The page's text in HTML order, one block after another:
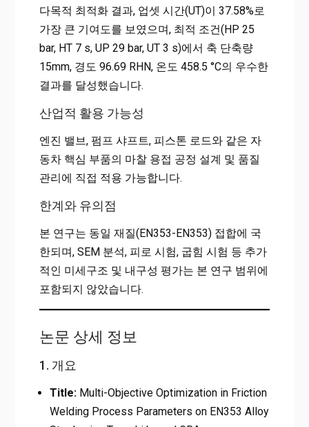
다목적 최적화 결과, 업셋 시간(UT)이 37.58%로
가장 큰 기여도를 보였으며, 최적 조건(HP 25
bar, HT 7 s, UP 29 bar, UT 3 s)에서 축 단축량
15mm, 경도 96.69 RHN, 온도 458.5 °C의 우수한
결과를 달성했습니다.
산업적 활용 가능성
엔진 밸브, 펌프 샤프트, 피스톤 로드와 같은 자
동차 핵심 부품의 마찰 용접 공정 설계 및 품질
관리에 직접 적용 가능합니다.
한계와 유의점
본 연구는 동일 재질(EN353-EN353) 접합에 국
한되며, SEM 분석, 피로 시험, 굽힘 시험 등 추가
적인 미세구조 및 내구성 평가는 본 연구 범위에
포함되지 않았습니다.
논문 상세 정보
1. 개요
Title:Multi-Objective Optimization in Friction
Welding Process Parameters on EN353 Alloy